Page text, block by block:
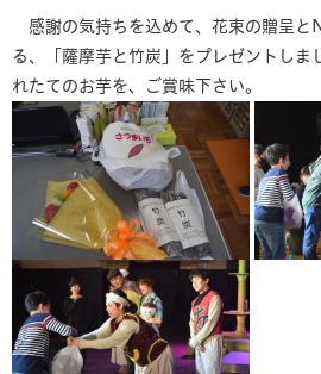
感謝の気持ちを込めて、花束の贈呈と
る、「薩摩芋と竹炭」をプレゼントしま
れたてのお芋を、ご賞味下さい。